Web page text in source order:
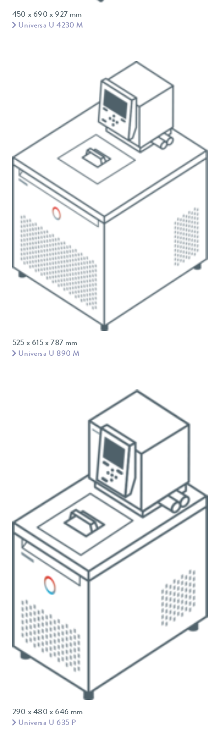
450 x 690 x 927 mm
Universa U 4230 M
525 x 615 x 787 mm
Universa U 890 M
290 x 480 x 646 mm
Universa U 635 P